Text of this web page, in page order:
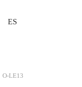
ES
O-LE13